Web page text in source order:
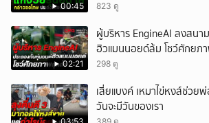
00:45 823 ดู
02:21
ผู้บริหาร EngineAI ลงสน
ฮิวแมนนอยด์ล้ม โชว์ศักยภ
298 ดู
เสี่ยแบงค์ เหมาไข่หงส์ช่วย
วันจะมีวันของเรา